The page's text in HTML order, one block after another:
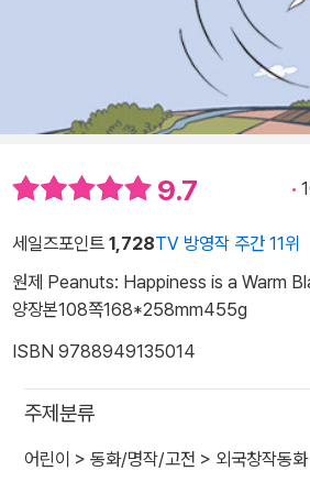
9.7
세일즈포인트 1,728TV 방영작 주간 11위
원제 Peanuts: Happiness is a Warm
양장본108쪽168*258mm455g
ISBN 9788949135014
주제분류
어린이 > 동화/명작/고전 > 외국창작동화